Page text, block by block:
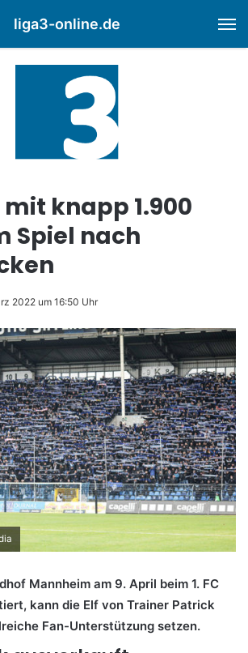
liga3-online.de
knapp 1.900
Spiel nach
2022 um 16:50 Uhr
Mannheim am 9. April beim 1. FC
kann die Elf von Trainer Patrick
Fan-Unterstützung setzen.